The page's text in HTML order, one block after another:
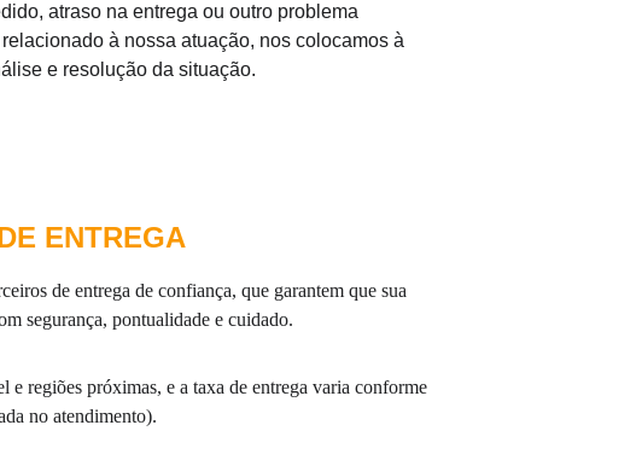
ENTREGA
de entrega de confiança, que garantem que sua
segurança, pontualidade e cuidado.
e regiões próximas, e a taxa de entrega varia conforme
no atendimento).
atraso na entrega ou outro problema
à nossa atuação, nos colocamos à
e resolução da situação.